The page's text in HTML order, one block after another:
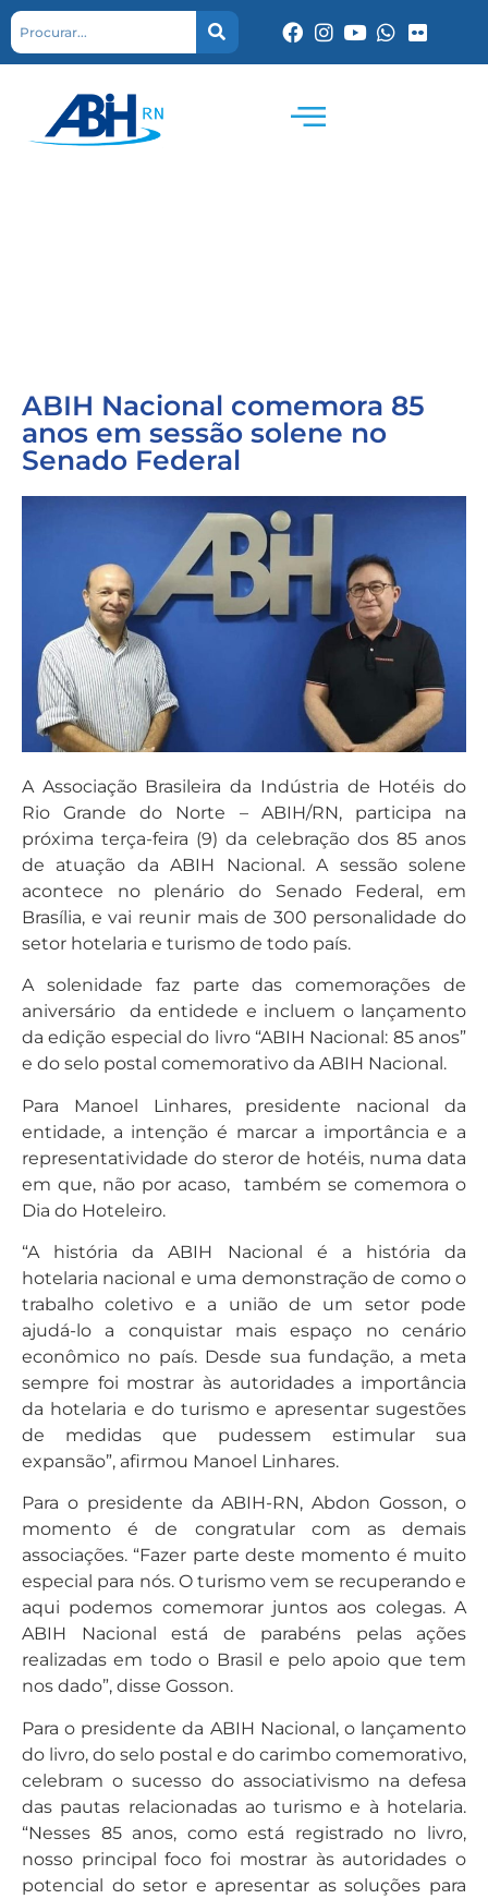
ABIH Nacional comemora 85
anos em sessão solene no
Senado Federal
A Associação Brasileira da Indústria de Hotéis do
Rio Grande do Norte – ABIH/RN, participa na
próxima terça-feira (9) da celebração dos 85 anos
de atuação da ABIH Nacional. A sessão solene
acontece no plenário do Senado Federal, em
Brasília, e vai reunir mais de 300 personalidade do
setor hotelaria e turismo de todo país.
A solenidade faz parte das comemorações de
aniversário da entidede e incluem o lançamento
da edição especial do livro “ABIH Nacional: 85 anos”
e do selo postal comemorativo da ABIH Nacional.
Para Manoel Linhares, presidente nacional da
entidade, a intenção é marcar a importância e a
representatividade do steror de hotéis, numa data
em que, não por acaso, também se comemora o
Dia do Hoteleiro.
“A história da ABIH Nacional é a história da
hotelaria nacional e uma demonstração de como o
trabalho coletivo e a união de um setor pode
ajudá-lo a conquistar mais espaço no cenário
econômico no país. Desde sua fundação, a meta
sempre foi mostrar às autoridades a importância
da hotelaria e do turismo e apresentar sugestões
de medidas que pudessem estimular sua
expansão”, afirmou Manoel Linhares.
Para o presidente da ABIH-RN, Abdon Gosson, o
momento é de congratular com as demais
associações. “Fazer parte deste momento é muito
especial para nós. O turismo vem se recuperando e
aqui podemos comemorar juntos aos colegas. A
ABIH Nacional está de parabéns pelas ações
realizadas em todo o Brasil e pelo apoio que tem
nos dado”, disse Gosson.
Para o presidente da ABIH Nacional, o lançamento
do livro, do selo postal e do carimbo comemorativo,
celebram o sucesso do associativismo na defesa
das pautas relacionadas ao turismo e à hotelaria.
“Nesses 85 anos, como está registrado no livro,
nosso principal foco foi mostrar às autoridades o
potencial do setor e apresentar as soluções para